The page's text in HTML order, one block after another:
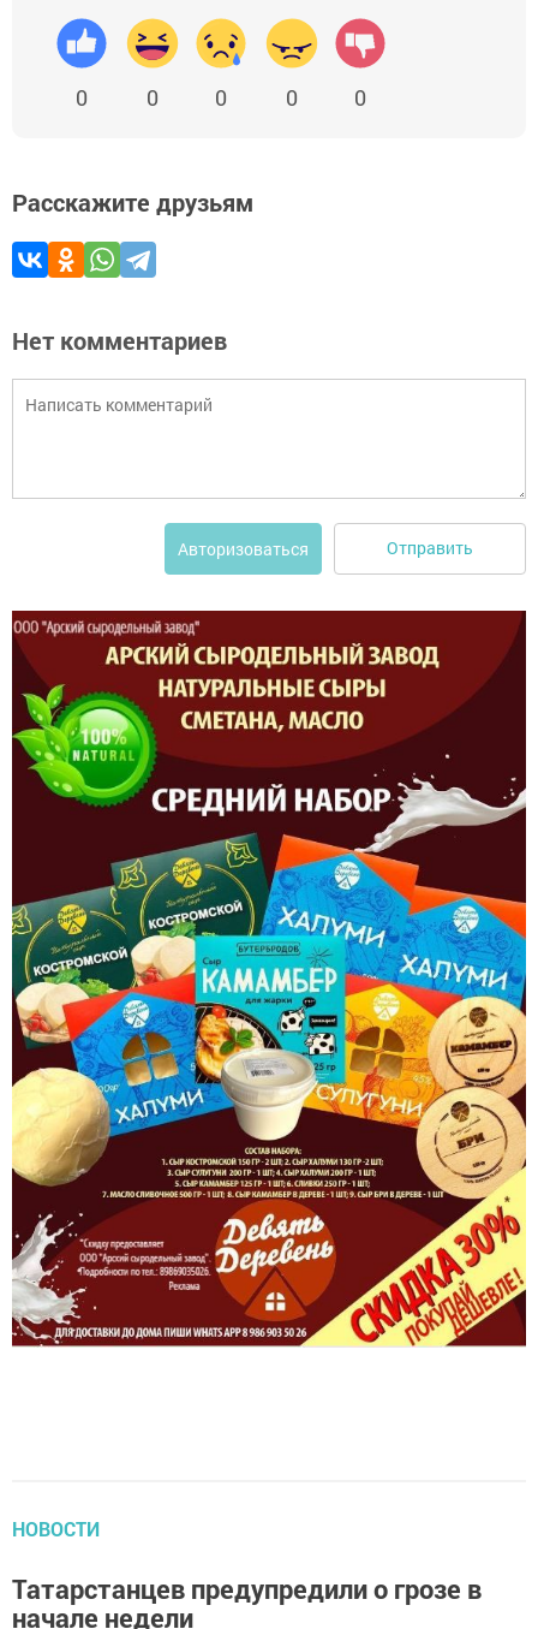
0 0 0 0 0
Расскажите друзьям
Нет комментариев
Авторизоваться Отправить
НОВОСТИ
Татарстанцев предупредили о грозе в
начале недели